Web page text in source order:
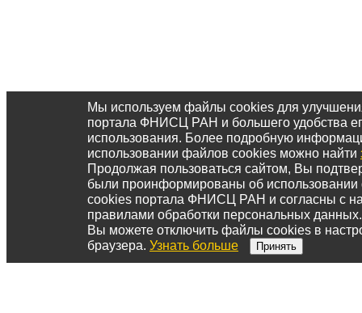
Мы используем файлы cookies для
портала ФНИСЦ РАН и большего удобства
использования. Более подробную
использовании файлов cookies можно найти
Продолжая пользоваться сайтом, Вы
были проинформированы об
cookies портала ФНИСЦ РАН и согласны с
правилами обработки персональных данных.
Вы можете отключить файлы cookies в
браузера. Узнать больше Принять